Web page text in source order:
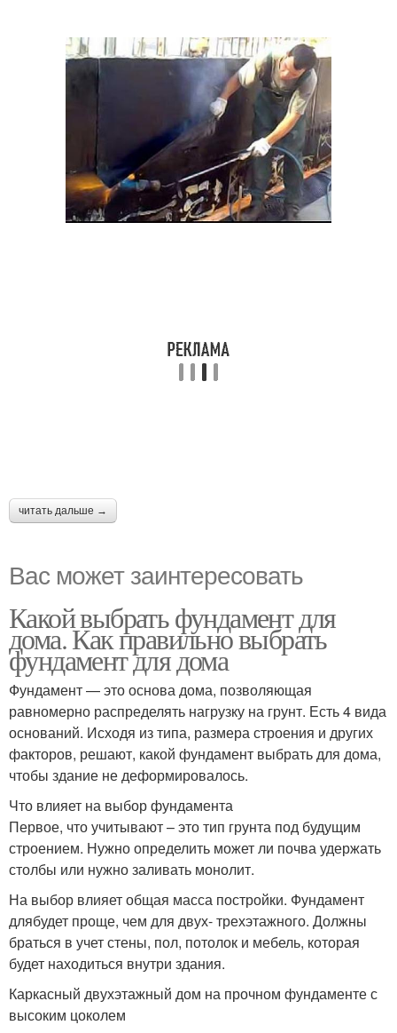
читать дальше →
Вас может заинтересовать
Какой выбрать фундамент для
дома. Как правильно выбрать
фундамент для дома
Фундамент — это основа дома, позволяющая
равномерно распределять нагрузку на грунт. Есть 4 вида
оснований. Исходя из типа, размера строения и других
факторов, решают, какой фундамент выбрать для дома,
чтобы здание не деформировалось.
Что влияет на выбор фундамента
Первое, что учитывают – это тип грунта под будущим
строением. Нужно определить может ли почва удержать
столбы или нужно заливать монолит.
На выбор влияет общая масса постройки. Фундамент
длябудет проще, чем для двух- трехэтажного. Должны
браться в учет стены, пол, потолок и мебель, которая
будет находиться внутри здания.
Каркасный двухэтажный дом на прочном фундаменте с
высоким цоколем